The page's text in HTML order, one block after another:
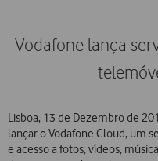
Vodafone lança
Lisboa, 13 de Dezembro de
lançar o Vodafone Cloud, um
e acesso a fotos, vídeos,